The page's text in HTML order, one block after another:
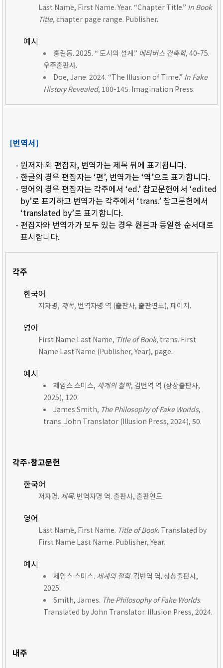
Last Name, First Name. Year. “Chapter Title.” In Book
Title, chapter page range. Publisher.
예시
홍길동. 2025. “ 도시의 설계.” 메타버스 건축학, 40-75.
우주출판사.
Doe, Jane. 2024. “The Illusion of Time.” In Fake
History Revealed, 100-145. Imagination Press.
[번역서]
- 원저자 외 편집자, 번역가는 제목 뒤에 표기됩니다.
- 한글의 경우 편집자는 ‘편’, 번역가는 ‘역’으로 표기합니다.
- 영어의 경우 편집자는 각주에서 ‘ed.’ 참고문헌에서 ‘edited
by’로 표기하고 번역가는 각주에서 ‘trans.’ 참고문헌에서
‘translated by’로 표기합니다.
- 편집자와 번역가가 모두 있는 경우 원본과 동일한 순서대로
표시합니다.
각주
한국어
저자명, 제목, 번역자명 역 (출판사, 출판연도), 페이지.
영어
First Name Last Name, Title of Book, trans. First
Name Last Name (Publisher, Year), page.
예시
제임스 스미스, 세계의 철학, 김번역 역 (상상출판사,
2025), 120.
James Smith, The Philosophy of Fake Worlds,
trans. John Translator (Illusion Press, 2024), 50.
각주-참고문헌
한국어
저자명. 제목. 번역자명 역. 출판사, 출판연도.
영어
Last Name, First Name. Title of Book. Translated by
First Name Last Name. Publisher, Year.
예시
제임스 스미스. 세계의 철학. 김번역 역. 상상출판사,
2025.
Smith, James. The Philosophy of Fake Worlds.
Translated by John Translator. Illusion Press, 2024.
내주